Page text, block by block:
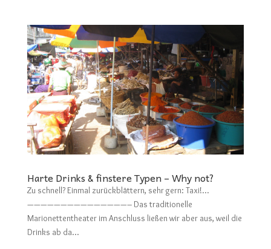
Harte Drinks & finstere Typen – Why not?
Zu schnell? Einmal zurückblättern, sehr gern: Taxi!…
———————————————– Das traditionelle
Marionettentheater im Anschluss ließen wir aber aus, weil die
Drinks ab da...